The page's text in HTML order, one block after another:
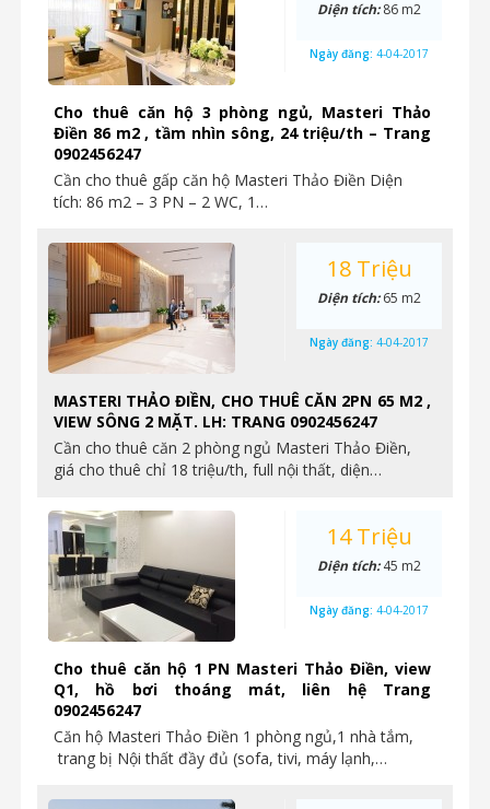
Cho thuê căn hộ 3 phòng ngủ, Masteri Thảo
Điền 86 m2 , tầm nhìn sông, 24 triệu/th – Trang
0902456247
Cần cho thuê gấp căn hộ Masteri Thảo Điền Diện
tích: 86 m2 – 3 PN – 2 WC, 1…
Diện tích:86 m2
Ngày đăng: 4-04-2017
MASTERI THẢO ĐIỀN, CHO THUÊ CĂN 2PN 65 M2 ,
VIEW SÔNG 2 MẶT. LH: TRANG 0902456247
Cần cho thuê căn 2 phòng ngủ Masteri Thảo Điền,
giá cho thuê chỉ 18 triệu/th, full nội thất, diện…
18 Triệu
Diện tích:65 m2
Ngày đăng: 4-04-2017
Cho thuê căn hộ 1 PN Masteri Thảo Điền, view
Q1, hồ bơi thoáng mát, liên hệ Trang
0902456247
Căn hộ Masteri Thảo Điền 1 phòng ngủ,1 nhà tắm,
trang bị Nội thất đầy đủ (sofa, tivi, máy lạnh,…
14 Triệu
Diện tích:45 m2
Ngày đăng: 4-04-2017